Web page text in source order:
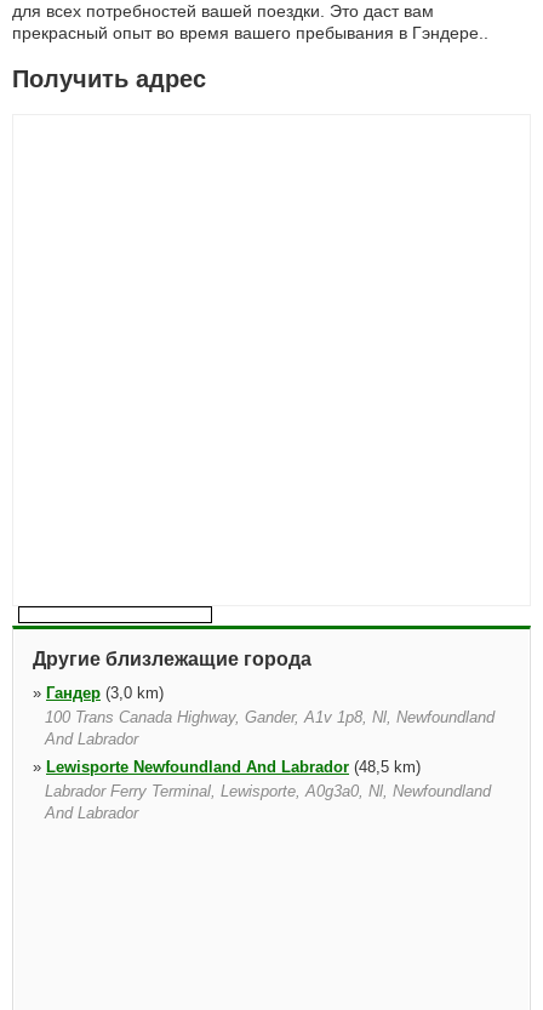
для всех потребностей вашей поездки. Это даст вам
прекрасный опыт во время вашего пребывания в Гэндере..
Получить адрес
Другие близлежащие города
» Гандер (3,0 km)
100 Trans Canada Highway, Gander, A1v 1p8, Nl, Newfoundland
And Labrador
» Lewisporte Newfoundland And Labrador (48,5 km)
Labrador Ferry Terminal, Lewisporte, A0g3a0, Nl, Newfoundland
And Labrador